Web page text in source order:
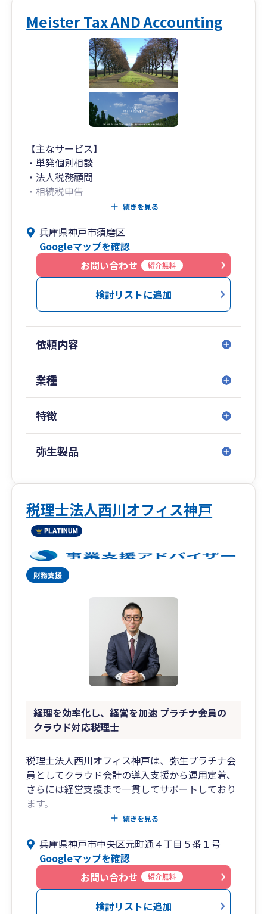
のパートナーとして歩んでまいりました。
当事務所が大切にしているのは、税理士本人が顧
問先様と対面によりじっくりとお話を伺い、寄り
添うことです。
阪神淡路大震災やリーマンショック、コロナ禍な
ど様々な困難を顧問先様と共に経験し、そのたび
に会計税務の分野から全力でサポートすることで
信頼をいただき、私たちもまた共に成長し、現在
近年、税務会計制度は頻繁に改正され、社会情勢
もますます複雑化しています。先の読めない時代
だからこそ、私たちは長年の経験に基づく知識と
最新の情報を武器に、変化に先回りして対応し、
最適な経営判断をサポートいたします。
サポート」「創業支援」という三つの柱を中心に
地域の皆様に貢献できるよう取り組んでおりま
す。
長年の実績と豊富な知識を活かし、今後も皆様の
お悩み事の相談窓口として、信頼されるパートナ
ーであり続けることを目標としております。
Meister Tax AND Accounting
【主なサービス】
・単発個別相談
・法人税務顧問
・相続税申告
・確定申告サポート
成長企業の自計化や自社申告を支援しています。
経理担当者の育成サポートも可能です。
複雑な税制や制度改正をわかりやすく整理し、経
営に活かせる形でサポートします。
ます。
税務会計の課題を整理すると、その先にある将来
の可能性が見えてくることがあります。
りたいと考えています。
税務は未来の選択肢を広げる力になります。
続きを見る
兵庫県神戸市須磨区
Googleマップを確認
お問い合わせ
紹介無料
検討リストに追加
依頼内容
業種
特徴
弥生製品
税理士法人西川オフィス神戸
経理を効率化し、経営を加速 プラチナ会員の
クラウド対応税理士
税理士法人西川オフィス神戸は、弥生プラチナ会
員としてクラウド会計の導入支援から運用定着、
さらには経営支援まで一貫してサポートしており
ます。
また、創業以来70年、地域に根ざし信頼と実績を
弥生会計・やよいの青色申告を活用した業務効率
化の実績が豊富で、経理業務の負担軽減だけでな
く、リアルタイムでの数値把握による迅速な経営
判断を可能にします。
続きを見る
兵庫県神戸市中央区元町通４丁目５番１号
Googleマップを確認
お問い合わせ
紹介無料
検討リストに追加